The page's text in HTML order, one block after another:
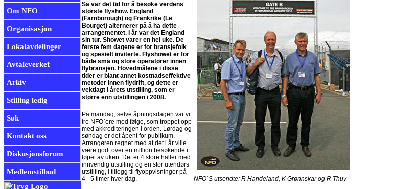
Om NFO
Organisasjon
Lokalavdelinger
Avtaleverket
Arkiv
Stilling ledig
Søk
Kontakt oss
Diskusjonsforum
Medlemstilbud
Så var det tid for å besøke verdens
største flyshow. England
(Farnborough) og Frankrike (Le
Bourget) alternerer på å ha dette
arrangementet. I år var det England
sin tur. Showet varer en hel uke. De
første fem dagene er for bransjefolk
og spesielt inviterte. Flyshowet er for
både små og store operatører innen
flybransjen. Hovedmålene i disse
tider er blant annet kostnadseffektive
metoder innen flydrift, og dette er
vektlagt i årets utstilling, som er
større enn utstillingen i 2008.
På mandag, selve åpningsdagen var vi
tre NFO`ere med følge, som troppet opp
med akkrediteringen i orden. Lørdag og
søndag er det åpent for publikum.
Arrangøren regnet med at det i år ville
være godt over en million besøkende i
løpet av uken. Det er 4 store haller med
innvendig utstilling og en stor utendørs
utstilling, i tillegg til flyoppvisninger på
4 - 5 timer hver dag. NFO`S utsendte: R Handeland, K Grønnskar og R Thuv